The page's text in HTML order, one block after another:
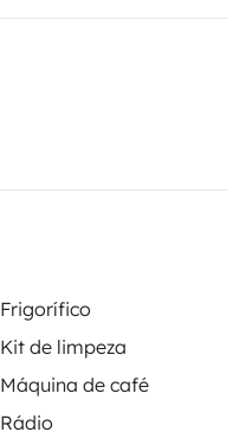
Frigorífico
Kit de limpeza
Máquina de café
Rádio